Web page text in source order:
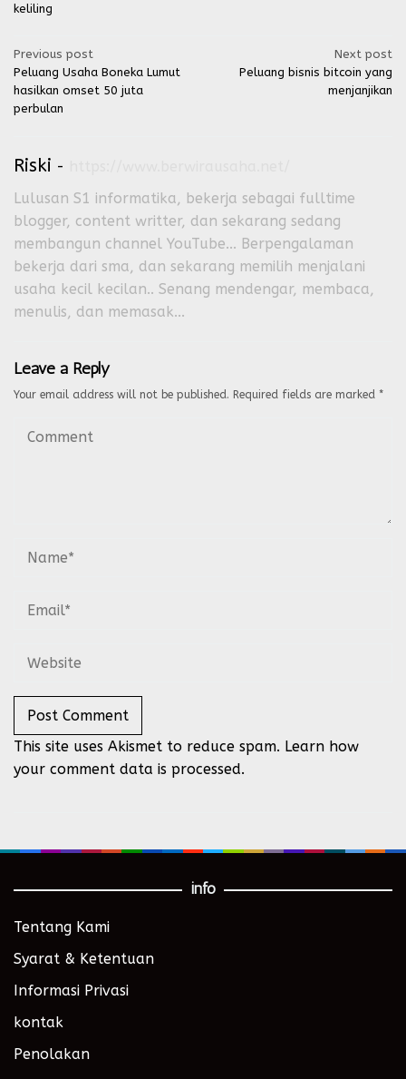
keliling
Post
navigation
Previous post
Peluang Usaha Boneka Lumut
hasilkan omset 50 juta
perbulan
Next post
Peluang bisnis bitcoin yang
menjanjikan
Riski -
Lulusan S1 informatika, bekerja sebagai fulltime
blogger, content writter, dan sekarang sedang
membangun channel YouTube... Berpengalaman
bekerja dari sma, dan sekarang memilih menjalani
usaha kecil kecilan.. Senang mendengar, membaca,
menulis, dan memasak...
Leave a Reply
Your email address will not be published. Required fields are marked *
This site uses Akismet to reduce spam. Learn how
your comment data is processed.
info
Tentang Kami
Syarat & Ketentuan
Informasi Privasi
kontak
Penolakan